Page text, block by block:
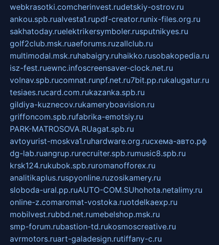
webkrasotki.comcherinvest.rudetskiy-ostrov.ru
ankou.spb.rualvesta1.rupdf-creator.runix-files.org.ru
sakhatoday.ruelektrikersymboler.rusputnikyes.ru
golf2club.msk.ruaeforums.ruzallclub.ru
multimodal.msk.ruhabaigry.ruhaikko.rusobakopedia.ru
isz-fest.ruewnc.infoscreensaver-clock.net.ru
volnav.spb.rucomnat.runpf.net.ru7bit.pp.rukalugatur.ru
tesiaes.rucard.com.rukazanka.spb.ru
gildiya-kuznecov.rukameryboavision.ru
griffoncom.spb.rufabrika-emotsiy.ru
PARK-MATROSOVA.RUagat.spb.ru
avtoyurist-moskva1.ruhardware.org.ruсхема-авто.рф
dg-lab.ruangrup.rurecruiter.spb.rumusic8.spb.ru
krsk124.rukubok.spb.ruromanofforex.ru
analitikaplus.ruspyonline.ruzosikamery.ru
sloboda-ural.pp.ruAUTO-COM.SUhohota.netalimy.ru
online-z.comaromat-vostoka.ruotdelkaexp.ru
mobilvest.rubbd.net.rumebelshop.msk.ru
smp-forum.rubastion-td.rukosmoscreative.ru
avrmotors.ruart-galadesign.rutiffany-c.ru